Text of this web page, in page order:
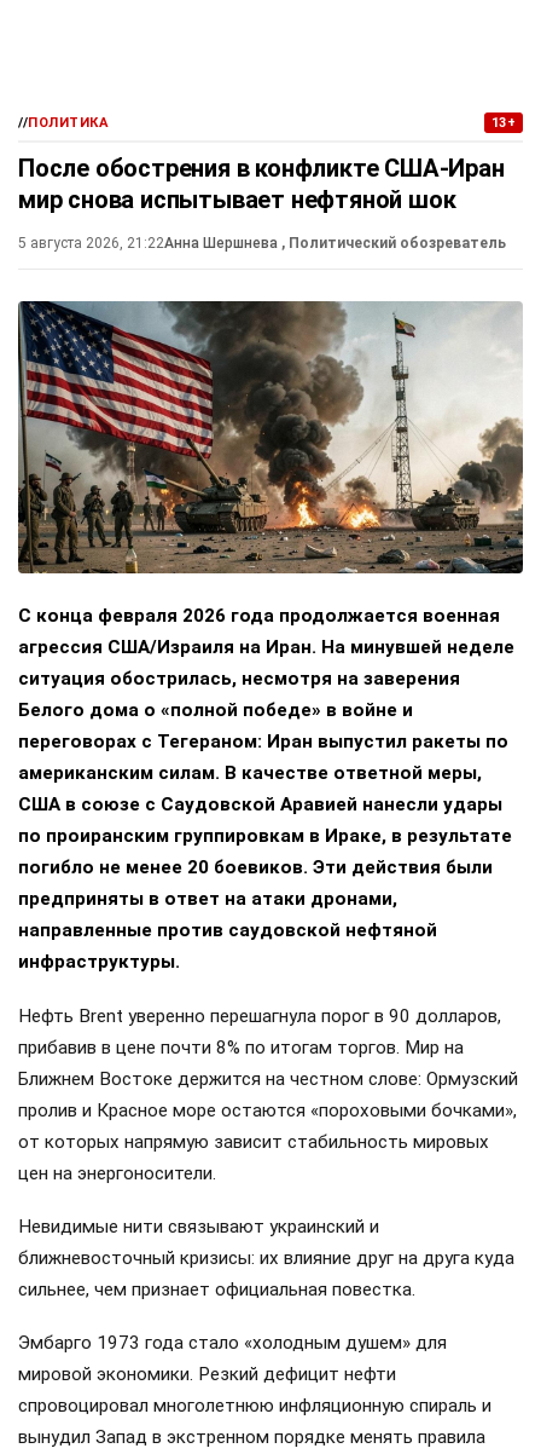
//ПОЛИТИКА 13+
После обострения в конфликте США-Иран
мир снова испытывает нефтяной шок
5 августа 2026, 21:22Анна Шершнева , Политический обозреватель
С конца февраля 2026 года продолжается военная
агрессия США/Израиля на Иран. На минувшей неделе
ситуация обострилась, несмотря на заверения
Белого дома о «полной победе» в войне и
переговорах с Тегераном: Иран выпустил ракеты по
американским силам. В качестве ответной меры,
США в союзе с Саудовской Аравией нанесли удары
по проиранским группировкам в Ираке, в результате
погибло не менее 20 боевиков. Эти действия были
предприняты в ответ на атаки дронами,
направленные против саудовской нефтяной
инфраструктуры.
Нефть Brent уверенно перешагнула порог в 90 долларов,
прибавив в цене почти 8% по итогам торгов. Мир на
Ближнем Востоке держится на честном слове: Ормузский
пролив и Красное море остаются «пороховыми бочками»,
от которых напрямую зависит стабильность мировых
цен на энергоносители.
Невидимые нити связывают украинский и
ближневосточный кризисы: их влияние друг на друга куда
сильнее, чем признает официальная повестка.
Эмбарго 1973 года стало «холодным душем» для
мировой экономики. Резкий дефицит нефти
спровоцировал многолетнюю инфляционную спираль и
вынудил Запад в экстренном порядке менять правила